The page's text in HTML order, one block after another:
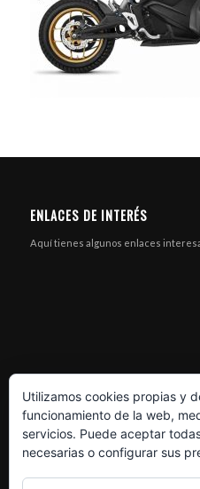
ENLACES DE INTERÉS
Aquí tienes algunos enlaces
Utilizamos cookies propias y
funcionamiento de la web,
servicios. Puede aceptar
necesarias o configurar sus